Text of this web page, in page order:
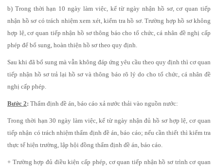
b) Trong thời hạn 10 ngày làm việc, kể từ ngày nhận hồ sơ, cơ quan tiếp
nhận hồ sơ có trách nhiệm xem xét, kiểm tra hồ sơ. Trường hợp hồ sơ không
hợp lệ, cơ quan tiếp nhận hồ sơ thông báo cho tổ chức, cá nhân đề nghị cấp
phép để bổ sung, hoàn thiện hồ sơ theo quy định.
Sau khi đã bổ sung mà vẫn không đáp ứng yêu cầu theo quy định thì cơ quan
tiếp nhận hồ sơ trả lại hồ sơ và thông báo rõ lý do cho tổ chức, cá nhân đề
nghị cấp phép.
Bước 2: Thẩm định đề án, báo cáo xả nước thải vào nguồn nước:
Trong thời hạn 30 ngày làm việc, kể từ ngày nhận đủ hồ sơ hợp lệ, cơ quan
tiếp nhận có trách nhiệm thẩm định đề án, báo cáo; nếu cần thiết thì kiểm tra
thực tế hiện trường, lập hội đồng thẩm định đề án, báo cáo.
+ Trường hợp đủ điều kiện cấp phép, cơ quan tiếp nhận hồ sơ trình cơ quan